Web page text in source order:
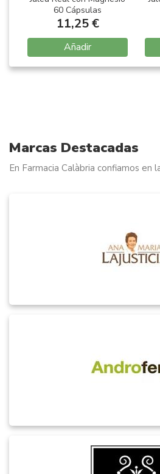
60 Cápsulas
11,25 €
Añadir
Item
Marcas Destacadas
En Farmacia Calàbria confiamos en